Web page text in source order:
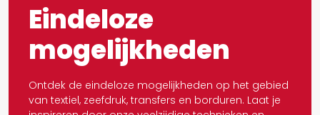
Eindeloze
mogelijkheden
Ontdek de eindeloze mogelijkheden op het gebied
van textiel, zeefdruk, transfers en borduren. Laat je